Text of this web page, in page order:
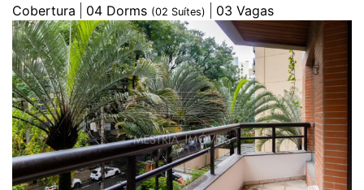
Cobertura
04 Dorms (02 Suítes) 03 Vagas